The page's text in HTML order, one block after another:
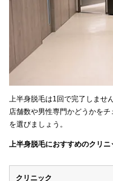
上半身脱毛は1回で完了しません
店舗数や男性専門かどうかを
を選びましょう。
上半身脱毛におすすめのクリ
クリニック